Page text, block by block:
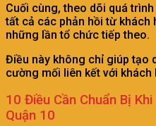
Cuối cùng, theo dõi quá
tất cả các phản hồi từ
những lần tổ chức tiếp theo.
Điều này không chỉ giúp tạo
cường mối liên kết với khách
10 Điều Cần Chuẩn Bị
Quận 10